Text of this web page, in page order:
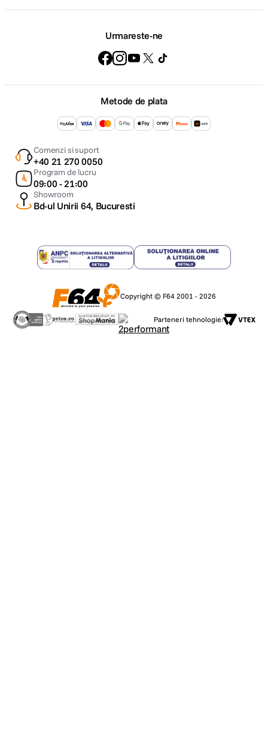
Urmareste-ne
Metode de plata
Comenzi si suport
+40 21 270 0050
Program de lucru
09:00 - 21:00
Showroom
Bd-ul Unirii 64, Bucuresti
Copyright © F64 2001 - 2026
Parteneri tehnologie: